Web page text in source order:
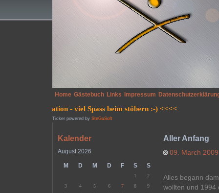
Home Gästebuch Links Impressum
Ticker powered by SteGaSoft
Kalender
August 2026
M D M D F S S
1
2
3
4 5 6 7 8
9
Aller Anfang
09. March
Alles begann
wollten und 1994